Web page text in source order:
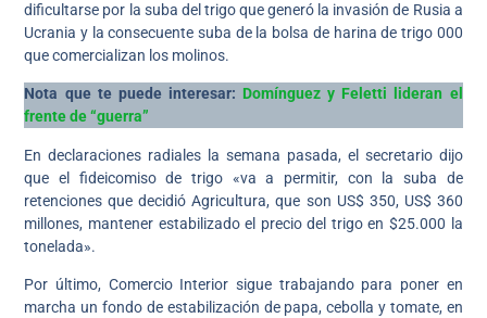
dificultarse por la suba del trigo que generó la invasión de Rusia a
Ucrania y la consecuente suba de la bolsa de harina de trigo 000
que comercializan los molinos.
Nota que te puede interesar: Domínguez y Feletti lideran el
frente de “guerra”
En declaraciones radiales la semana pasada, el secretario dijo
que el fideicomiso de trigo «va a permitir, con la suba de
retenciones que decidió Agricultura, que son US$ 350, US$ 360
millones, mantener estabilizado el precio del trigo en $25.000 la
tonelada».
Por último, Comercio Interior sigue trabajando para poner en
marcha un fondo de estabilización de papa, cebolla y tomate, en